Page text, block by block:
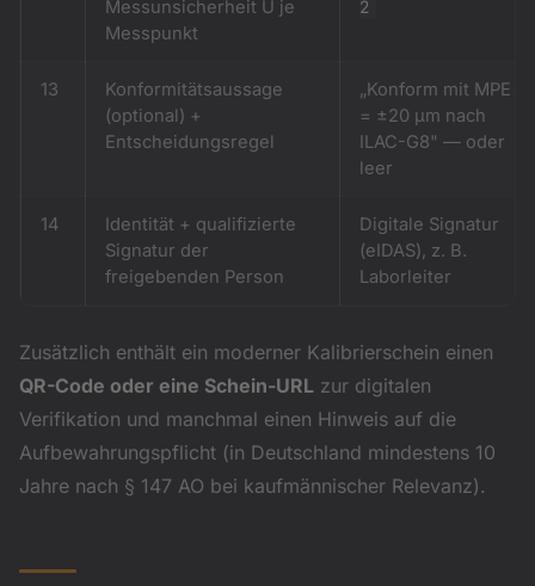
Messunsicherheit U je
Messpunkt
2
13
Konformitätsaussage
(optional) +
Entscheidungsregel
„Konform mit MPE
= ±20 µm nach
ILAC-G8" — oder
leer
14
Identität + qualifizierte
Signatur der
freigebenden Person
Digitale Signatur
(eIDAS), z. B.
Laborleiter
Zusätzlich enthält ein moderner Kalibrierschein einen
QR-Code oder eine Schein-URL zur digitalen
Verifikation und manchmal einen Hinweis auf die
Aufbewahrungspflicht (in Deutschland mindestens 10
Jahre nach § 147 AO bei kaufmännischer Relevanz).